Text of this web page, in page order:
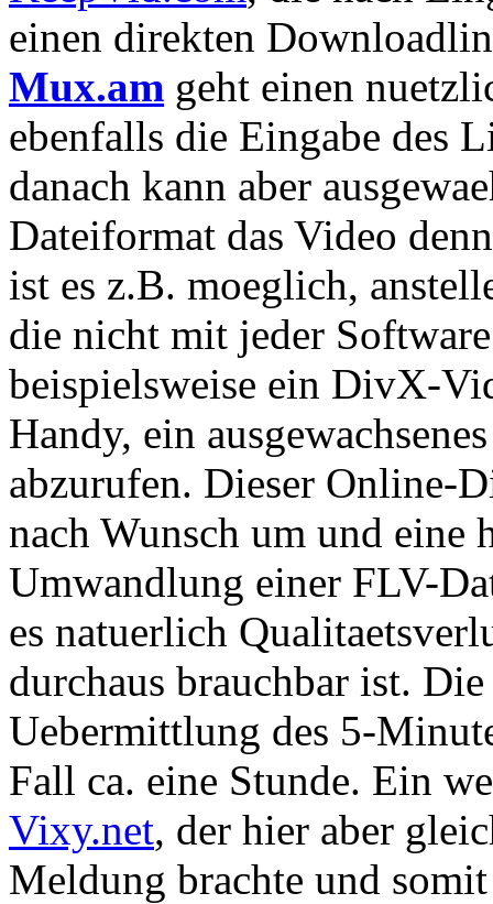
einen direkten
Mux.am geht einen
ebenfalls die Eingabe des
danach kann aber
Dateiformat das Video
ist es z.B. moeglich,
die nicht mit jeder
beispielsweise ein DivX-
Handy, ein
abzurufen. Dieser Online-
nach Wunsch um und eine
Umwandlung einer FLV-
es natuerlich
durchaus brauchbar ist.
Uebermittlung des 5-
Fall ca. eine Stunde. Ein
Vixy.net, der hier aber
Meldung brachte und